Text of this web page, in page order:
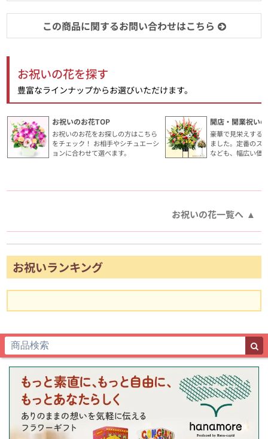
この商品に関するお問い合わせはこちら
お祝いの花を探す
豊富なラインナップからお選びいただけます。
お祝いのお花TOP
お祝いのお花をお探しの方はこちら
をチェック！ お相手やシチュエーシ
ョンに合わせて選べます。
開店・開業祝い
豪華で見栄えする
ました。定番のス
なども、幅広い価
お祝いの花一覧へ
お祝いランキング